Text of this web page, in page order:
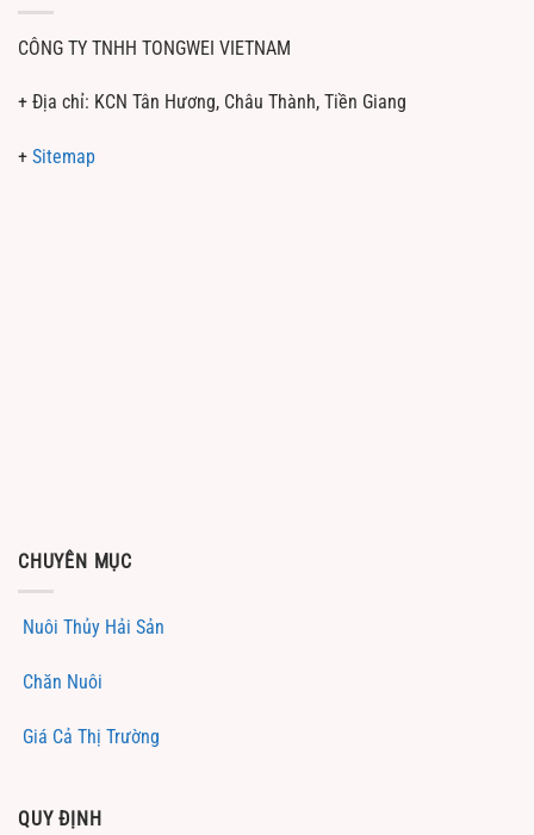
CÔNG TY TNHH TONGWEI VIETNAM
+ Địa chỉ: KCN Tân Hương, Châu Thành, Tiền Giang
+ Sitemap
CHUYÊN MỤC
Nuôi Thủy Hải Sản
Chăn Nuôi
Giá Cả Thị Trường
QUY ĐỊNH